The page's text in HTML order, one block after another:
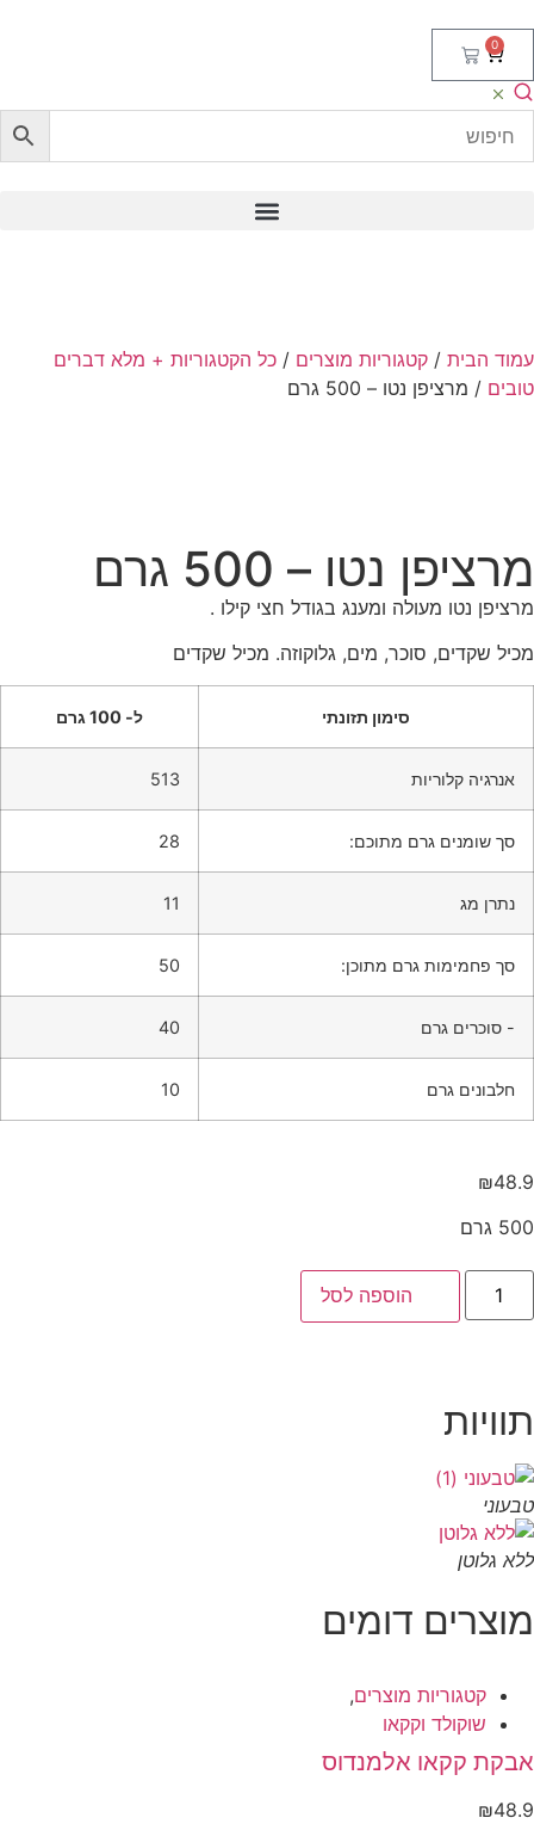
0
הבית/קטגוריות מוצרים/כל הקטגוריות + מלא דברים
/ מרציפן נטו – 500 גרם
נטו – 500 גרם
נטו מעולה ומענג בגודל חצי קילו .
שקדים, סוכר, מים, גלוקוזה. מכיל שקדים
סימון תזונתי ל- 100 גרם
אנרגיה קלוריות 513
סך שומנים גרם מתוכם: 28
נתרן מג 11
סך פחמימות גרם מתוכן: 50
- סוכרים גרם 40
חלבונים גרם 10
₪
גרם
הוספה לסל
גלוטן
דומים
קטגוריות מוצרים,
שוקולד וקקאו
קקאו אלמנדוס
₪